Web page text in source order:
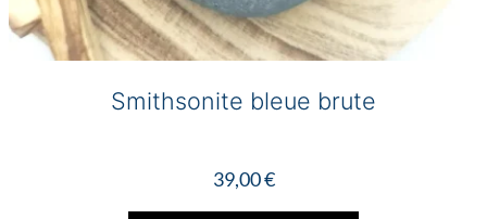
Smithsonite bleue brute
39,00€
Ce